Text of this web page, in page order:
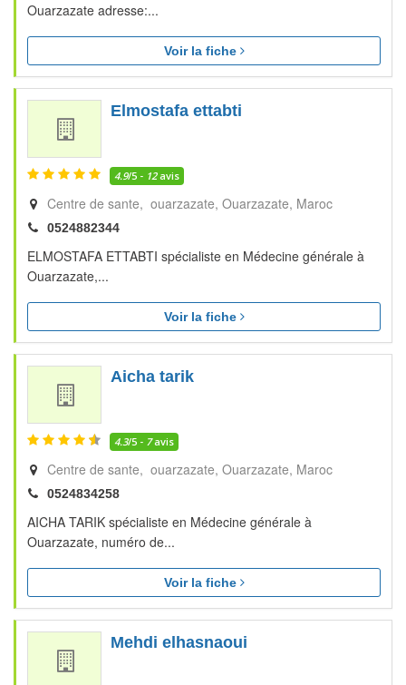
Ouarzazate adresse:...
Voir la fiche
Elmostafa ettabti
4.9/5 - 12avis
Centre de sante, ouarzazate Ouarzazate Maroc
0524882344
ELMOSTAFA ETTABTI spécialiste en Médecine générale à
Ouarzazate,...
Voir la fiche
Aicha tarik
4.3/5 - 7avis
Centre de sante, ouarzazate Ouarzazate Maroc
0524834258
AICHA TARIK spécialiste en Médecine générale à
Ouarzazate, numéro de...
Voir la fiche
Mehdi elhasnaoui